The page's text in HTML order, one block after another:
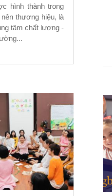
hình thành trong
thương hiệu, là
tâm chất lượng -